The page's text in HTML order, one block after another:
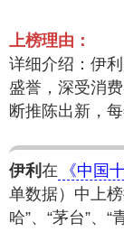
上榜理由：
详细介绍：伊
盛誉，深受消
断推陈出新，
伊利 在 《中国
单数据）中上
哈”、“茅台”、“